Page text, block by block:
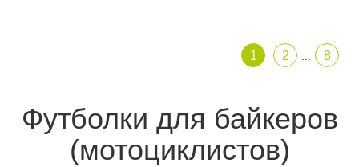
1 2 8
Футболки для байкеров
(мотоциклистов)